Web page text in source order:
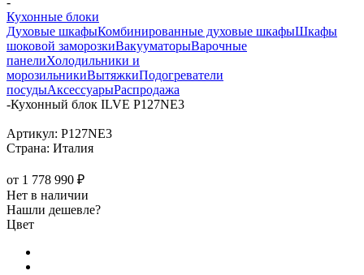
Кухонные блоки
Духовые шкафыКомбинированные духовые шкафыШкафы
шоковой заморозкиВакууматорыВарочные
панелиХолодильники и
морозильникиВытяжкиПодогреватели
посудыАксессуарыРаспродажа
-Кухонный блок ILVE P127NE3
Артикул: P127NE3
Страна: Италия
от 1 778 990 ₽
Нет в наличии
Нашли дешевле?
Цвет